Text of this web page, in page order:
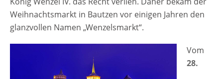
Weihnachtsmarkt im heutigen Sinne
entwickelte. Heute werden hier zur
Adventszeit nicht mehr hauptsächlich
Fleischwaren sondern ein Teil der etwa 120
Händler bieten süße Leckereien wie
Maronen und gebrannte Mandeln an.
Weihnachtsmarkt in Bautzen vor einigen Jahren den
glanzvollen Namen „Wenzelsmarkt“.
Vom
28.